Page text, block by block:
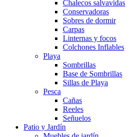
Chalecos salvavidas
Conservadoras
Sobres de dormir
Carpas
Linternas y focos
Colchones Inflables
Playa
Sombrillas
Base de Sombrillas
Sillas de Playa
Pesca
Cañas
Reeles
Señuelos
Patio y Jardín